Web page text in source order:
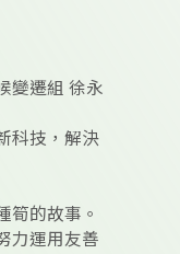
變遷組 徐永
科技，解決
筍的故事。
力運用友善